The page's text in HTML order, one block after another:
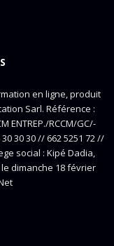
en ligne, produit
Sarl. Référence :
ENTREP./RCCM/GC/-
30 30 // 662 5251 72 //
social : Kipé Dadia,
dimanche 18 février